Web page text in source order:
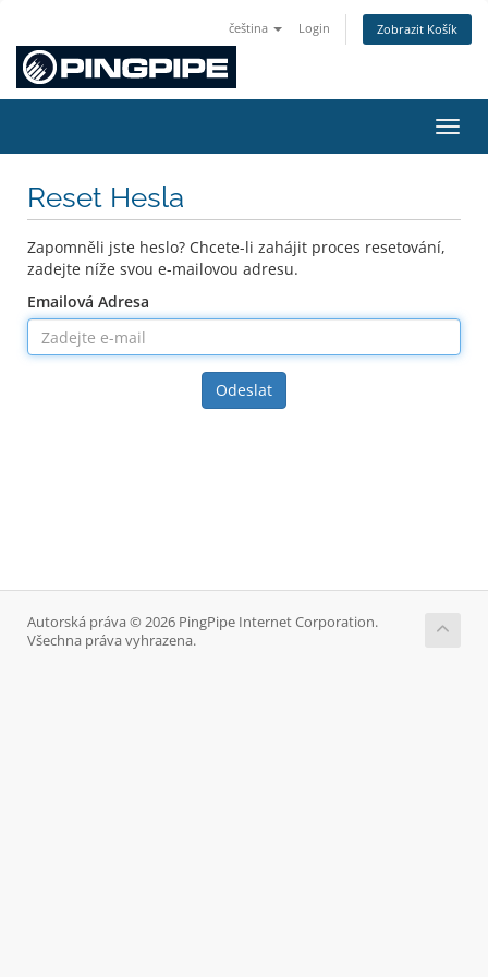
čeština Login Zobrazit Košík
Reset Hesla
Zapomněli jste heslo? Chcete-li zahájit proces resetování,
zadejte níže svou e-mailovou adresu.
Emailová Adresa
Odeslat
Autorská práva © 2026 PingPipe Internet Corporation.
Všechna práva vyhrazena.